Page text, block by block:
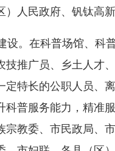
）人民政府、钒钛高
。在科普场馆、科
技推广员、乡土人才
定特长的公职人员、
科普服务能力，精准
宗教委、市民政局、